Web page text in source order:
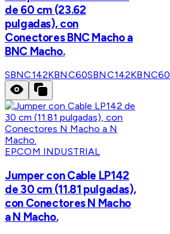
de 60 cm (23.62
pulgadas), con
Conectores BNC Macho a
BNC Macho.
SBNC142KBNC60SBNC142KBNC60
EPCOM INDUSTRIAL
Jumper con Cable LP142
de 30 cm (11.81 pulgadas),
con Conectores N Macho
a N Macho.